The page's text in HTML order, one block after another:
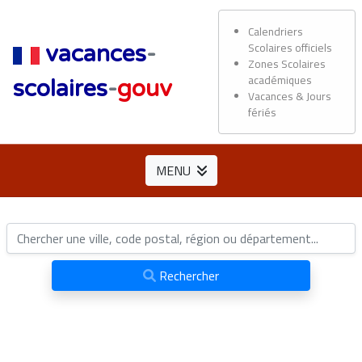
vacances-
scolaires-gouv
Calendriers
Scolaires officiels
Zones Scolaires
académiques
Vacances & Jours
fériés
MENU
Rechercher